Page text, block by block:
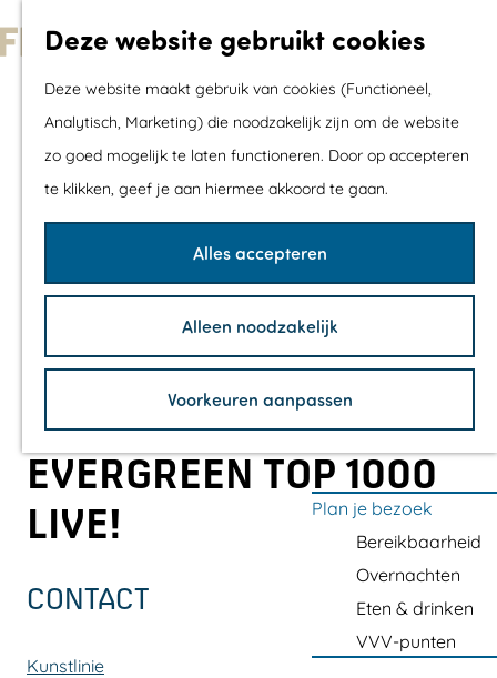
Deze website gebruikt cookies
Deze website maakt gebruik van cookies (Functioneel,
Analytisch, Marketing) die noodzakelijk zijn om de website
zo goed mogelijk te laten functioneren. Door op accepteren
te klikken, geef je aan hiermee akkoord te gaan.
Alles accepteren
Alleen noodzakelijk
Voorkeuren aanpassen
Shoppen
Vaarroutes
Plan je bezoek
Bereikbaarheid
Overnachten
Eten & drinken
VVV-punten
EVERGREEN TOP 1000
LIVE!
CONTACT
Kunstlinie